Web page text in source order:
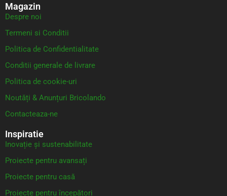
Magazin
Despre noi
Termeni si Conditii
Politica de Confidentialitate
Conditii generale de livrare
Politica de cookie-uri
Noutăți & Anunțuri Bricolando
Contacteaza-ne
Inspiratie
Inovație și sustenabilitate
Proiecte pentru avansați
Proiecte pentru casă
Proiecte pentru începători